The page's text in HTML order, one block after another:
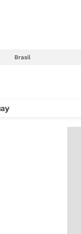
Brasil